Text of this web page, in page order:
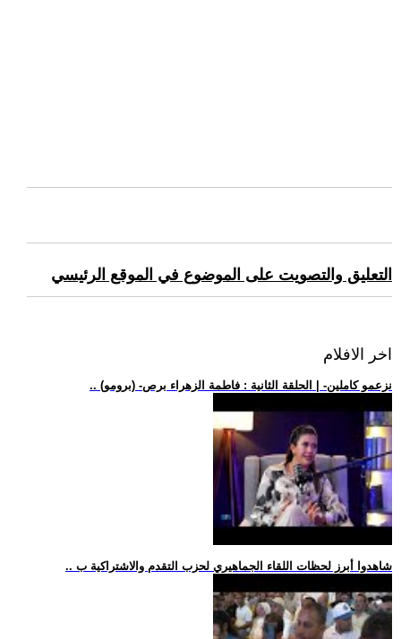
التعليق والتصويت على الموضوع في الموقع الرئيسي
اخر الافلام
.. (برومو) -نزعمو كاملين- | الحلقة الثانية : فاطمة الزهراء برص
.. شاهدوا أبرز لحظات اللقاء الجماهيري لحزب التقدم والاشتراكية ب